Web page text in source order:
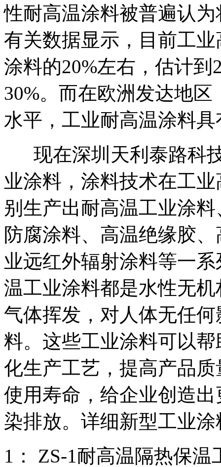
性耐高温涂料被普遍认
有关数据显示，目前工
涂料的20%左右，估计
30%。而在欧洲发达地
水平，工业耐高温涂料
现在深圳天利泰路科
业涂料，涂料技术在工
别生产出耐高温工业涂
防腐涂料、高温绝缘胶
业远红外辐射涂料等一
温工业涂料都是水性无
气体挥发，对人体无任
料。这些工业涂料可以
化生产工艺，提高产品
使用寿命，给企业创造
染排放。详细新型工业
1： ZS-1耐高温隔热保